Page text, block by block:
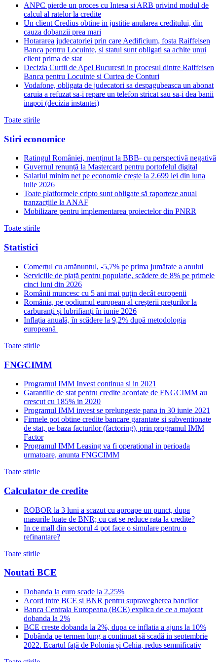
ANPC pierde un proces cu Intesa si ARB privind modul de
calcul al ratelor la credite
Un client Credius obtine in justitie anularea creditului, din
cauza dobanzii prea mari
Hotararea judecatoriei prin care Aedificium, fosta Raiffeisen
Banca pentru Locuinte, si statul sunt obligati sa achite unui
client prima de stat
Decizia Curtii de Apel Bucuresti in procesul dintre Raiffeisen
Banca pentru Locuinte si Curtea de Conturi
Vodafone, obligata de judecatori sa despagubeasca un abonat
caruia a refuzat sa-i repare un telefon stricat sau sa-i dea banii
inapoi (decizia instantei)
Toate stirile
Stiri economice
Ratingul României, menținut la BBB- cu perspectivă negativă
Guvernul renunță la Mastercard pentru portofelul digital
Salariul minim net pe economie crește la 2.699 lei din luna
iulie 2026
Toate platformele cripto sunt obligate să raporteze anual
tranzacțiile la ANAF
Mobilizare pentru implementarea proiectelor din PNRR
Toate stirile
Statistici
Comerțul cu amănuntul, -5,7% pe prima jumătate a anului
Serviciile de piață pentru populație, scădere de 8% pe primele
cinci luni din 2026
Românii muncesc cu 5 ani mai puțin decât europenii
România, pe podiumul european al creșterii prețurilor la
carburanți și lubrifianți în iunie 2026
Inflația anuală, în scădere la 9,2% după metodologia
europeană
Toate stirile
FNGCIMM
Programul IMM Invest continua si in 2021
Garantiile de stat pentru credite acordate de FNGCIMM au
crescut cu 185% in 2020
Programul IMM invest se prelungeste pana in 30 iunie 2021
Firmele pot obtine credite bancare garantate si subventionate
de stat, pe baza facturilor (factoring), prin programul IMM
Factor
Programul IMM Leasing va fi operational in perioada
urmatoare, anunta FNGCIMM
Toate stirile
Calculator de credite
ROBOR la 3 luni a scazut cu aproape un punct, dupa
masurile luate de BNR; cu cat se reduce rata la credite?
In ce mall din sectorul 4 pot face o simulare pentru o
refinantare?
Toate stirile
Noutati BCE
Dobanda la euro scade la 2,25%
Acord intre BCE si BNR pentru supravegherea bancilor
Banca Centrala Europeana (BCE) explica de ce a majorat
dobanda la 2%
BCE creste dobanda la 2%, dupa ce inflatia a ajuns la 10%
Dobânda pe termen lung a continuat să scadă in septembrie
2022. Ecartul față de Polonia și Cehia, redus semnificativ